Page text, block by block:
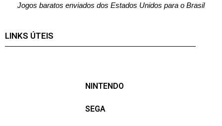
Jogos baratos enviados dos Estados Unidos para o Brasil
LINKS ÚTEIS
NINTENDO
SEGA